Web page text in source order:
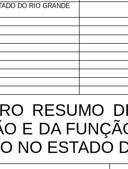
DO RIO GRANDE
RESUMO
E DA
NO ESTADO